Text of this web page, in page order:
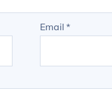
Email*